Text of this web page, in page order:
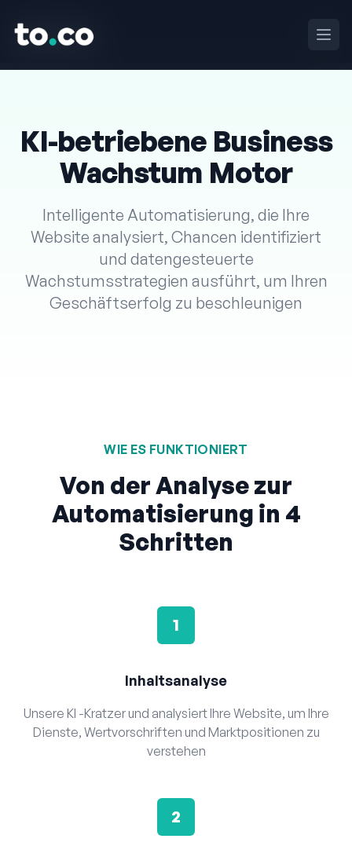
to.co
to.co
KI-betriebene Business
Wachstum Motor
Intelligente Automatisierung, die Ihre
Website analysiert, Chancen identifiziert
und datengesteuerte
Wachstumsstrategien ausführt, um Ihren
Geschäftserfolg zu beschleunigen
WIE ES FUNKTIONIERT
Von der Analyse zur
Automatisierung in 4
Schritten
1
Inhaltsanalyse
Unsere KI -Kratzer und analysiert Ihre Website, um Ihre
Dienste, Wertvorschriften und Marktpositionen zu
verstehen
2